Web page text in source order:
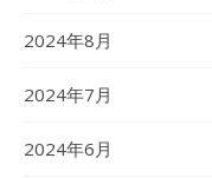
2024年8月
2024年7月
2024年6月